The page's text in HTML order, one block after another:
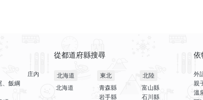
、飯綱
庄內
從都道府縣搜尋
北海道
北海道
東北
青森縣
岩手縣
北陸
富山縣
石川縣
依
外
親
溫